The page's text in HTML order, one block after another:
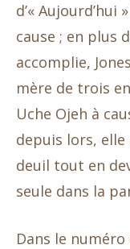
d’«
cause ; en plus
accomplie,
mère de trois
Uche Ojeh à
depuis lors, elle
deuil tout en
seule dans la
Dans le numéro